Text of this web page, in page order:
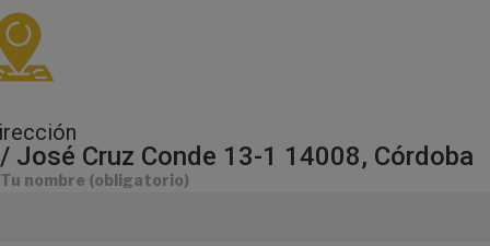
José Cruz Conde 13-1 14008, Córdoba
Tu nombre (obligatorio)